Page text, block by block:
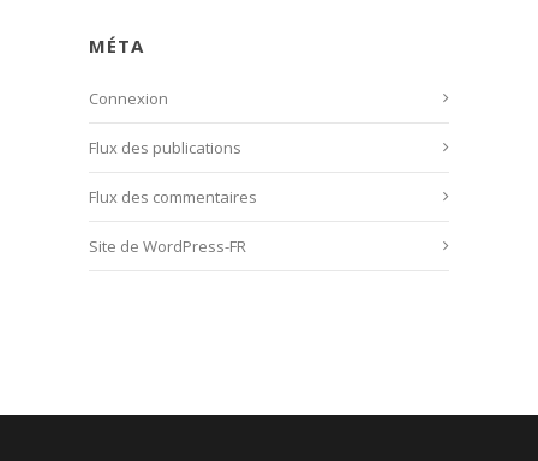
MÉTA
Connexion
Flux des publications
Flux des commentaires
Site de WordPress-FR